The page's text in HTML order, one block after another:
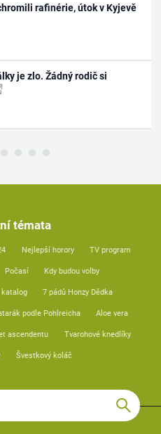
rafinérie, útok v Kyjevě
je zlo. Žádný rodič si
témata
Nejlepší horory TV program
Počasí Kdy budou volby
7 pádů Honzy Dědka
podle Pohlreicha Aloe vera
ascendentu Tvarohové knedlíky
Švestkový koláč